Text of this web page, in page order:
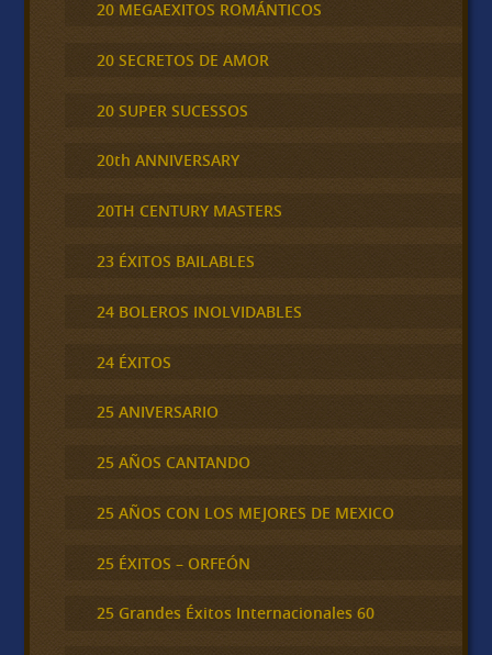
20 MEGAEXITOS ROMÁNTICOS
20 SECRETOS DE AMOR
20 SUPER SUCESSOS
20th ANNIVERSARY
20TH CENTURY MASTERS
23 ÉXITOS BAILABLES
24 BOLEROS INOLVIDABLES
24 ÉXITOS
25 ANIVERSARIO
25 AÑOS CANTANDO
25 AÑOS CON LOS MEJORES DE MEXICO
25 ÉXITOS – ORFEÓN
25 Grandes Éxitos Internacionales 60